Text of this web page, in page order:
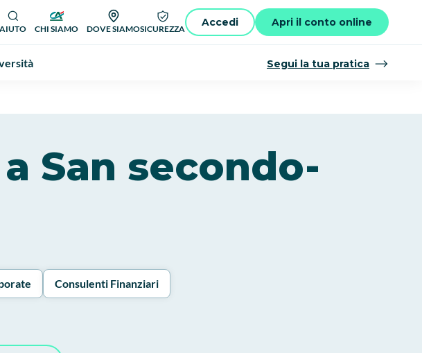
AIUTO CHI SIAMO DOVE SIAMOSICUREZZA
Accedi Apri il conto online
Segui la tua pratica
San secondo-
Consulenti Finanziari